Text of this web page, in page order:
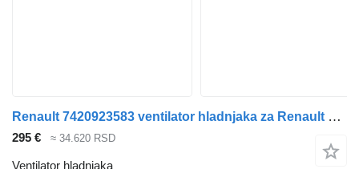
Renault 7420923583 ventilator hladnjaka za Renault kamiona
295 € ≈ 34.620 RSD
Ventilator hladnjaka